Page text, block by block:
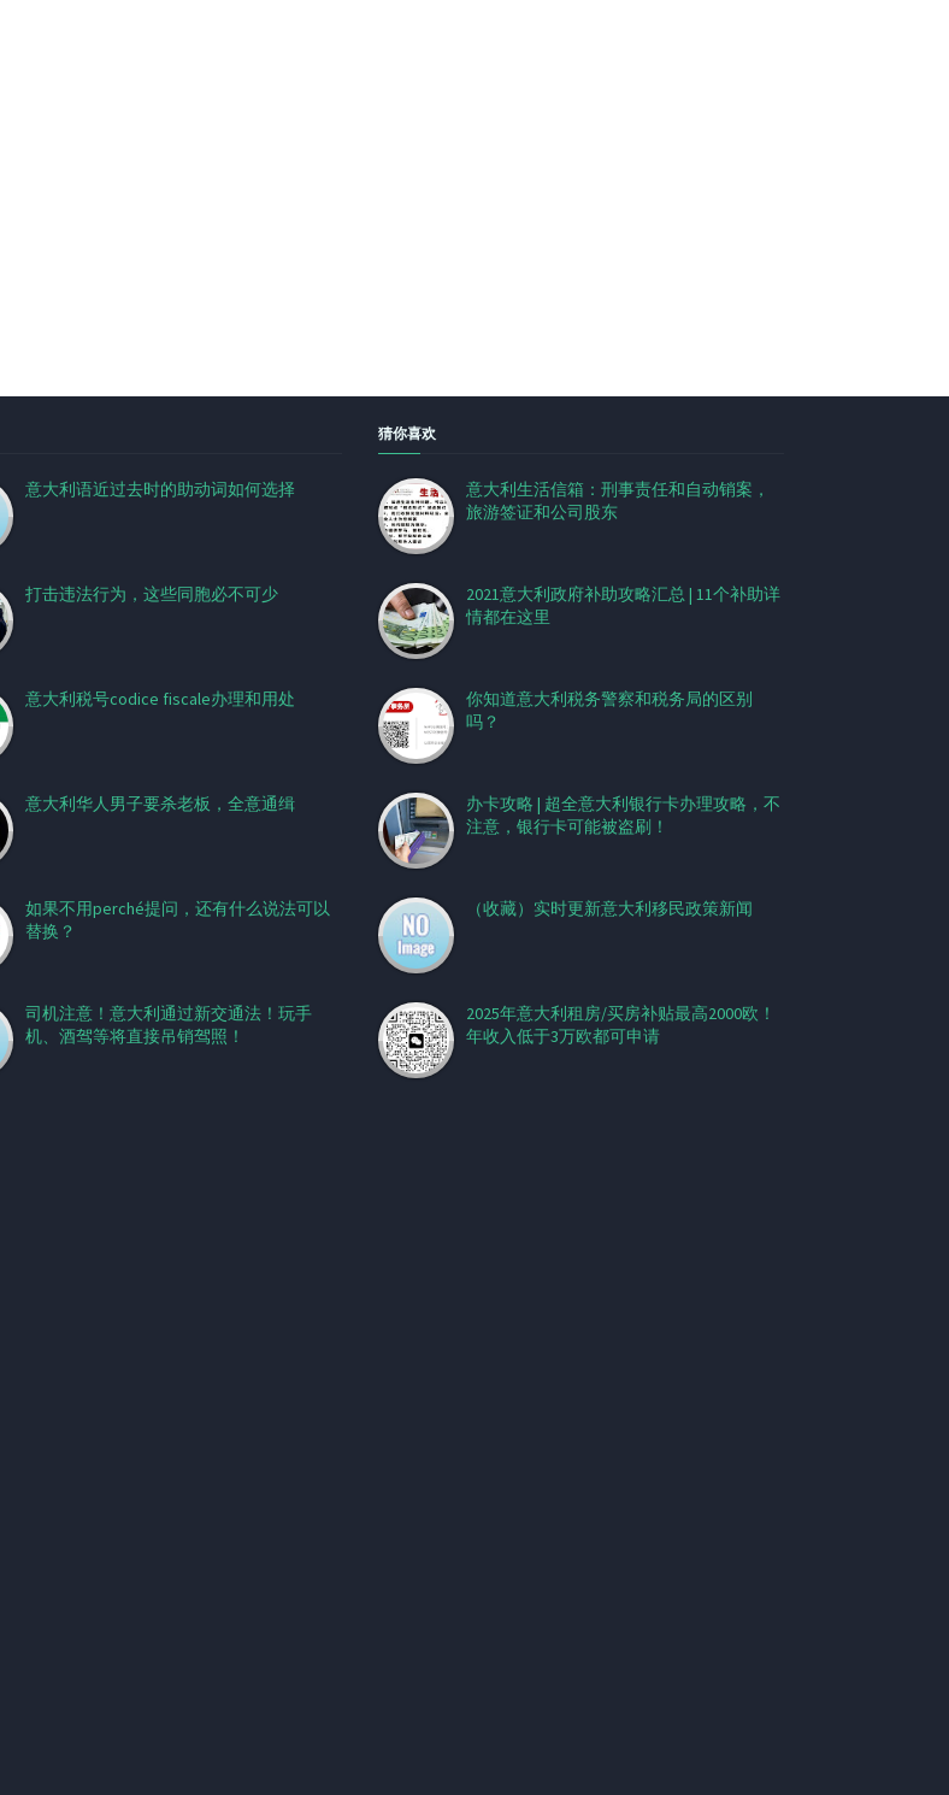
意大利语近过去时的助动词如何选择
打击违法行为，这些同胞必不可少
意大利税号codice fiscale办理和用处
意大利华人男子要杀老板，全意通缉
如果不用perché提问，还有什么说法可以
替换？
司机注意！意大利通过新交通法！玩手
机、酒驾等将直接吊销驾照！
猜你喜欢
意大利生活信箱：刑事责任和自动销案，
旅游签证和公司股东
2021意大利政府补助攻略汇总 | 11个补助详
情都在这里
你知道意大利税务警察和税务局的区别
吗？
办卡攻略 | 超全意大利银行卡办理攻略，不
注意，银行卡可能被盗刷！
（收藏）实时更新意大利移民政策新闻
2025年意大利租房/买房补贴最高2000欧！
年收入低于3万欧都可申请